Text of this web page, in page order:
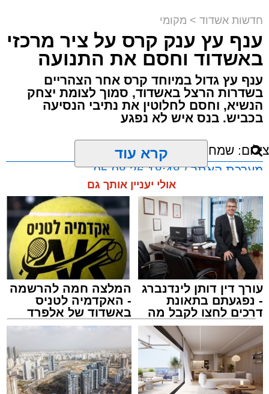
מעוניינים להגיב? לדווח ? צרו איתנו קשר במייל -
ASHDODS@ISNET.CO.IL
משרד הביטחון, צה”ל והתעשייה האווירית ביצעו
לפני זמן קצר ניסוי מתוכנן מראש במערכת ההגנה
האווירית “חץ”.
בהודעה קצרה שפרסם משרד הביטחון נמסר כי
מדובר בניסוי שתוכנן מראש, וכי בשלב זה לא
במשרד הוסיפו כי פרטים נוספים צפויים
להתפרסם במהלך השעות הקרובות.
מערכת “חץ” מהווה את שכבת ההגנה העליונה של
מערך ההגנה האווירית של ישראל, ומיועדת ליירוט
טילים בליסטיים מחוץ לאטמוספירה ובגובה רב.
מעת לעת מבוצעים ניסויים מבצעיים וטכנולוגיים
במערכת, כחלק מהמשך פיתוחה ושיפור כשירותה.
באשדוד
חדשות אשדוד > מקומי
ענף עץ ענק קרס על ציר מרכזי
באשדוד וחסם את התנועה
ענף עץ גדול במיוחד קרס אחר הצהריים
בשדרות הרצל באשדוד, סמוך לצומת יצחק
הנשיא, וחסם לחלוטין את נתיבי הנסיעה
בכביש. בנס איש לא נפגע
צילום: שמחה חסיד הצלה דרום
מערכת האתר / 18:48 05.08.26
קרא עוד
אולי יעניין אותך גם
עורך דין דותן לינדנברג
- נפגעתם בתאונת
דרכים לחצו לקבל מה
שמגיע לכם
המלצה חמה להרשמה
- האקדמיה לטניס
קריאולנסקי - לילדים